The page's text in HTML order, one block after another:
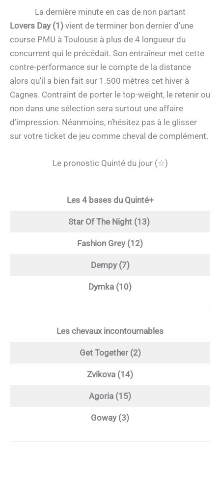
La dernière minute en cas de non partant
Lovers Day (1) vient de terminer bon dernier d’une
course PMU à Toulouse à plus de 4 longueur du
concurrent qui le précédait. Son entraîneur met cette
contre-performance sur le compte de la distance
alors qu’il a bien fait sur 1.500 mètres cet hiver à
Cagnes. Contraint de porter le top-weight, le retenir ou
non dans une sélection sera surtout une affaire
d’impression. Néanmoins, n’hésitez pas à le glisser
sur votre ticket de jeu comme cheval de complément.
Le pronostic Quinté du jour (☆)
Les 4 bases du Quinté+
Star Of The Night (13)
Fashion Grey (12)
Dempy (7)
Dymka (10)
Les chevaux incontournables
Get Together (2)
Zvikova (14)
Agoria (15)
Goway (3)